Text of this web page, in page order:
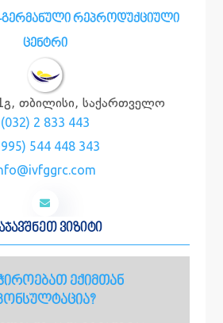
გერმანული რეპროდუქციული
ცენტრი
თბილისი, საქართველო
(032) 2 833 443
544 448 343
ვიზიტი
ექიმთან